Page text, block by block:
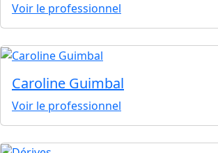
Voir le professionnel
Caroline Guimbal
Voir le professionnel